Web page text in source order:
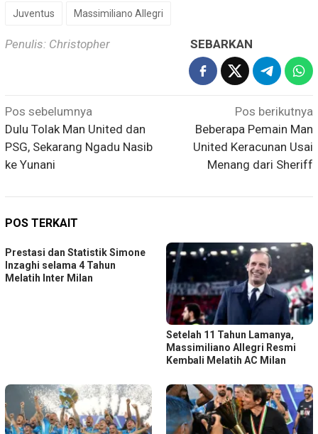
Juventus Massimiliano Allegri
Penulis: Christopher SEBARKAN
Navigasi
pos
Pos sebelumnya
Dulu Tolak Man United dan
PSG, Sekarang Ngadu Nasib
ke Yunani
Pos berikutnya
Beberapa Pemain Man
United Keracunan Usai
Menang dari Sheriff
POS TERKAIT
Prestasi dan Statistik Simone
Inzaghi selama 4 Tahun
Melatih Inter Milan
Setelah 11 Tahun Lamanya,
Massimiliano Allegri Resmi
Kembali Melatih AC Milan